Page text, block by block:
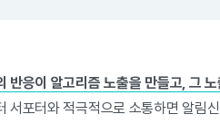
반응이 알고리즘 노출을 만들고, 그
서포터와 적극적으로 소통하면 알림